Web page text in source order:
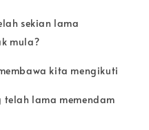
sekian lama
mula?
kita mengikuti
lama memendam